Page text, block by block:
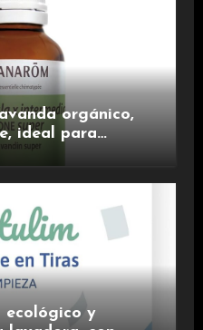
orgánico,
ideal para
ecológico y